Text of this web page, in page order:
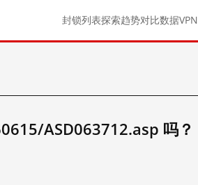
封锁列表探索趋势对比数据VPN
ASD063712.asp 吗？